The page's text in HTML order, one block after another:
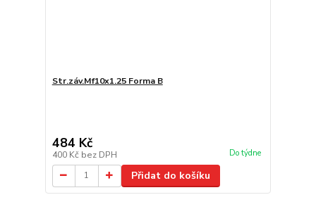
Str.záv.Mf10x1.25 Forma B
484 Kč
400 Kč bez DPH Do týdne
Přidat do košíku